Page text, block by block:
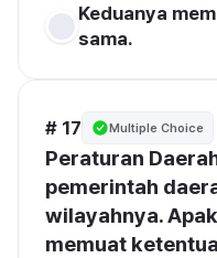
Keduanya
sama.
# 17 Multiple Choice
Peraturan
pemerintah
wilayahnya.
memuat